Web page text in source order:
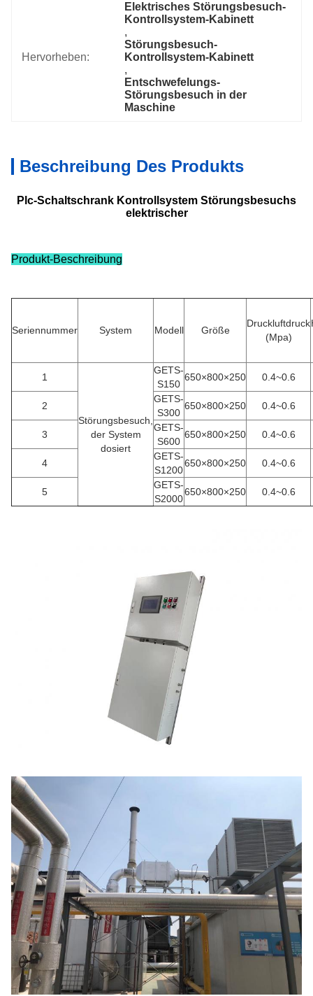
Hervorheben:
Elektrisches Störungsbesuch-
Kontrollsystem-Kabinett
,
Störungsbesuch-
Kontrollsystem-Kabinett
,
Entschwefelungs-
Störungsbesuch in der
Maschine
Beschreibung Des Produkts
Plc-Schaltschrank Kontrollsystem Störungsbesuchs
elektrischer
Produkt-Beschreibung
Seriennummer System Modell Größe
Druckluftdruck
(Mpa)
1
Störungsbesuch,
der System
dosiert
GETS-
S150
650×800×250 0.4~0.6
2
GETS-
S300
650×800×250 0.4~0.6
3
GETS-
S600
650×800×250 0.4~0.6
4
GETS-
S1200
650×800×250 0.4~0.6
5
GETS-
S2000
650×800×250 0.4~0.6